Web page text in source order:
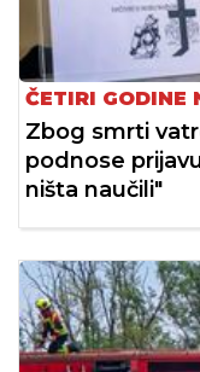
ČETIRI GODINE
Zbog smrti
podnose
ništa naučili"